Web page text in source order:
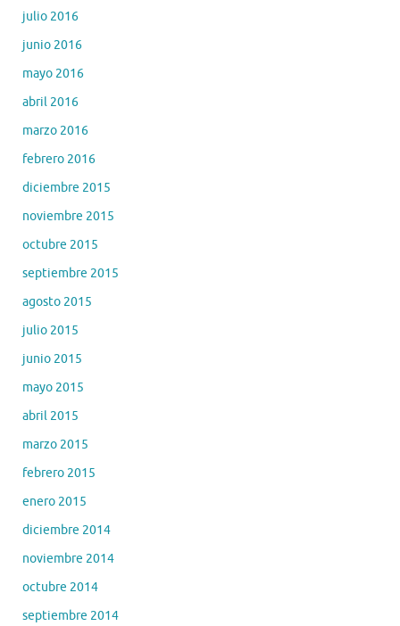
julio 2016
junio 2016
mayo 2016
abril 2016
marzo 2016
febrero 2016
diciembre 2015
noviembre 2015
octubre 2015
septiembre 2015
agosto 2015
julio 2015
junio 2015
mayo 2015
abril 2015
marzo 2015
febrero 2015
enero 2015
diciembre 2014
noviembre 2014
octubre 2014
septiembre 2014